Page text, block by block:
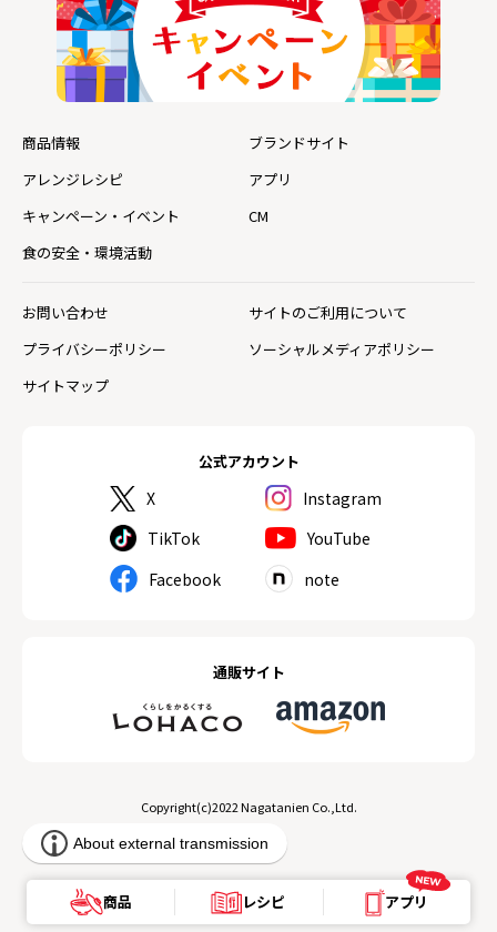
公式アカウント
X
Instagram
TikTok
YouTube
Facebook
note
通販サイト
商品情報
ブランドサイト
アレンジレシピ
アプリ
キャンペーン・イベント
CM
食の安全・環境活動
お問い合わせ
サイトのご利用について
プライバシーポリシー
ソーシャルメディアポリシー
サイトマップ
Copyright(c)2022 Nagatanien Co.,Ltd.
商品 レシピ アプリ